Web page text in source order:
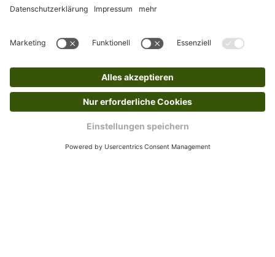
Kundenservice
Mo – Fr 9 – 17 Uhr, Sa 9 – 13 Uhr
04942-60 64 080